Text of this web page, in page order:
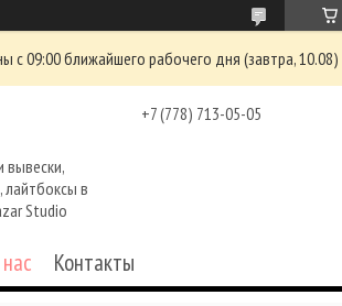
с 09:00 ближайшего рабочего дня (завтра, 10.08)
+7 (778) 713-05-05
в
Studio
Контакты